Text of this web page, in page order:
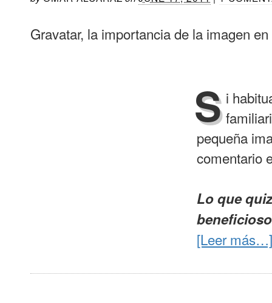
Gravatar, la importancia de la imagen
S i
pequeña
comentario
Lo que
[Leer más…]